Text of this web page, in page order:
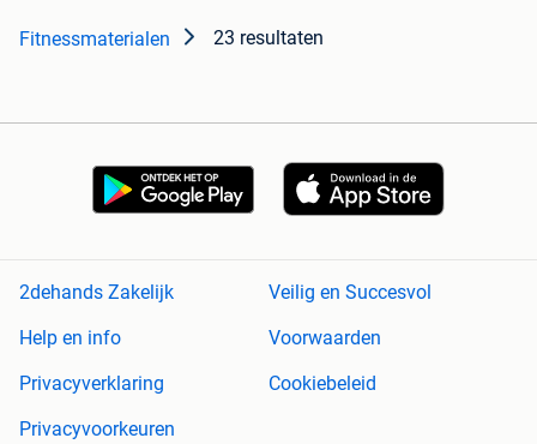
Fitnessmaterialen 23 resultaten
2dehands Zakelijk
Veilig en Succesvol
Help en info
Voorwaarden
Privacyverklaring
Cookiebeleid
Privacyvoorkeuren